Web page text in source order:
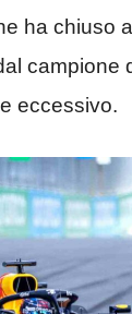
ha chiuso
campione
eccessivo.